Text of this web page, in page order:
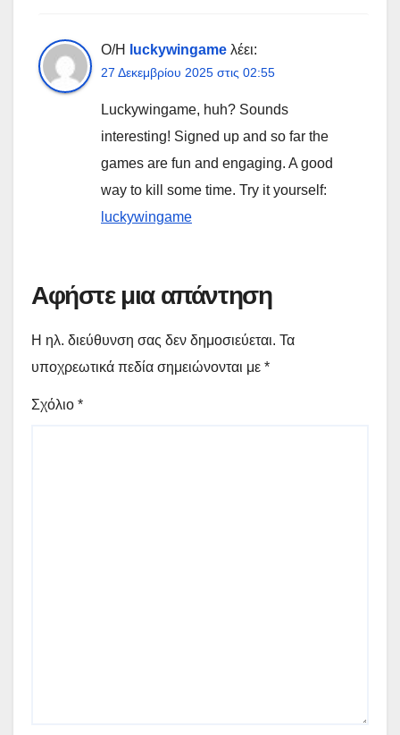
Ο/Η luckywingame λέει:
27 Δεκεμβρίου 2025 στις 02:55
Luckywingame, huh? Sounds
interesting! Signed up and so far the
games are fun and engaging. A good
way to kill some time. Try it yourself:
luckywingame
Αφήστε μια απάντηση
Η ηλ. διεύθυνση σας δεν δημοσιεύεται. Τα
υποχρεωτικά πεδία σημειώνονται με *
Σχόλιο *